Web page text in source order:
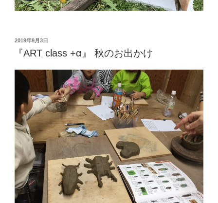
投
2019年9月3日
『ART class +α』 秋のお出かけ